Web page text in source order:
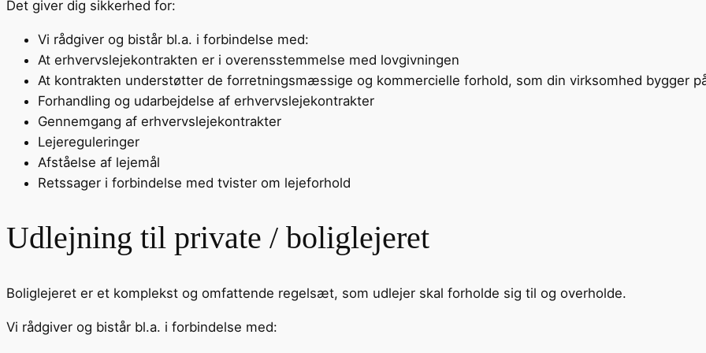
Det giver dig sikkerhed for:
Vi rådgiver og bistår bl.a. i forbindelse med:
At erhvervslejekontrakten er i overensstemmelse med lovgivningen
At kontrakten understøtter de forretningsmæssige og kommercielle forhold, som din virksomhed bygger
Forhandling og udarbejdelse af erhvervslejekontrakter
Gennemgang af erhvervslejekontrakter
Lejereguleringer
Afståelse af lejemål
Retssager i forbindelse med tvister om lejeforhold
Udlejning til private / boliglejeret
Boliglejeret er et komplekst og omfattende regelsæt, som udlejer skal forholde sig til og overholde.
Vi rådgiver og bistår bl.a. i forbindelse med: